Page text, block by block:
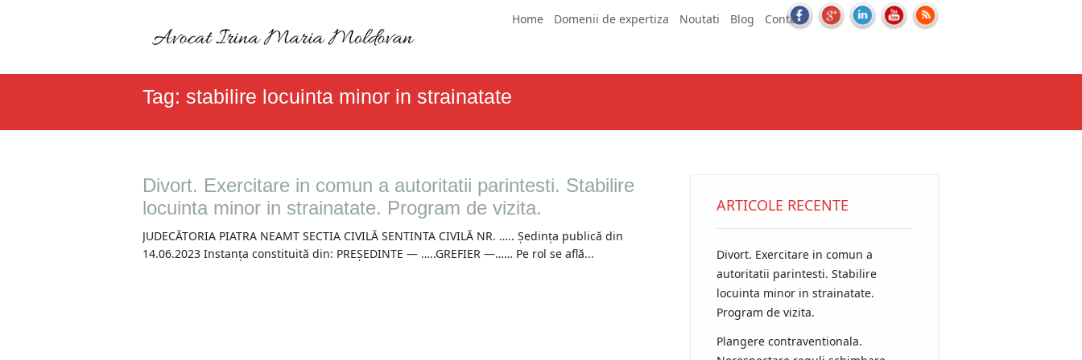
Main menu
Skip
Home Domenii de expertiza Noutati Blog Contact
Tag: stabilire locuinta minor in strainatate
Divort. Exercitare in comun a autoritatii parintesti. Stabilire
locuinta minor in strainatate. Program de vizita.
JUDECĂTORIA PIATRA NEAMT SECTIA CIVILĂ SENTINTA CIVILĂ NR. ….. Ședința publică din
14.06.2023 Instanța constituită din: PREȘEDINTE — …..GREFIER —…… Pe rol se află...
ARTICOLE RECENTE
Divort. Exercitare in comun a
autoritatii parintesti. Stabilire
locuinta minor in strainatate.
Program de vizita.
Plangere contraventionala.